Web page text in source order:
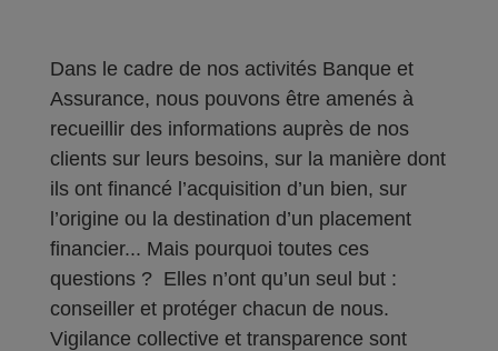
Dans le cadre de nos activités Banque et
Assurance, nous pouvons être amenés à
recueillir des informations auprès de nos
clients sur leurs besoins, sur la manière dont
ils ont financé l’acquisition d’un bien, sur
l’origine ou la destination d’un placement
financier... Mais pourquoi toutes ces
questions ? Elles n’ont qu’un seul but :
conseiller et protéger chacun de nous.
Vigilance collective et transparence sont